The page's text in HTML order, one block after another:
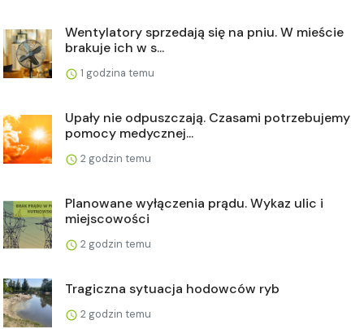
Wentylatory sprzedają się na pniu. W mieście
brakuje ich w s...
1 godzina temu
Upały nie odpuszczają. Czasami potrzebujemy
pomocy medycznej...
2 godzin temu
Planowane wyłączenia prądu. Wykaz ulic i
miejscowości
2 godzin temu
Tragiczna sytuacja hodowców ryb
2 godzin temu